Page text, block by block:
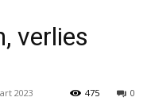
verlies
2023 0
475